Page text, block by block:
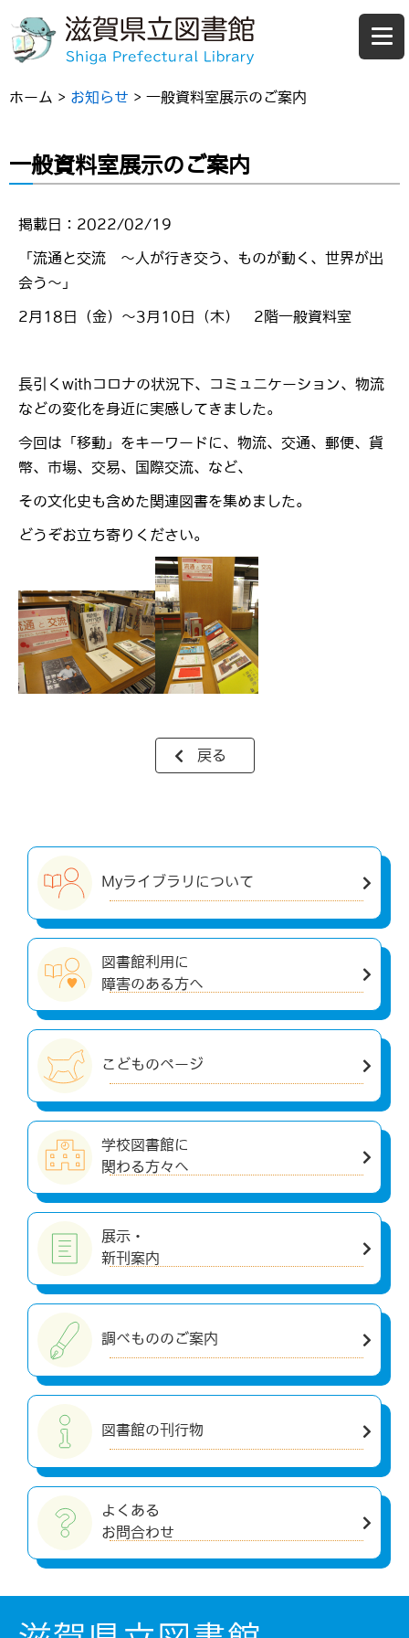
ホーム > お知らせ > 一般資料室展示のご案内
一般資料室展示のご案内
掲載日：2022/02/19
「流通と交流 ～人が行き交う、ものが動く、世界が出
会う～」
2月18日（金）～3月10日（木） 2階一般資料室
長引くwithコロナの状況下、コミュニケーション、物流
などの変化を身近に実感してきました。
今回は「移動」をキーワードに、物流、交通、郵便、貨
幣、市場、交易、国際交流、など、
その文化史も含めた関連図書を集めました。
どうぞお立ち寄りください。
戻る
Myライブラリについて
図書館利用に
障害のある方へ
こどものページ
学校図書館に
関わる方々へ
展示・
新刊案内
調べもののご案内
図書館の刊行物
よくある
お問合わせ